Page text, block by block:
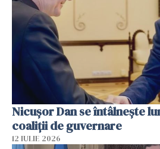
Nicuşor Dan se întâlnește
coaliţii de guvernare
12 IULIE 2026